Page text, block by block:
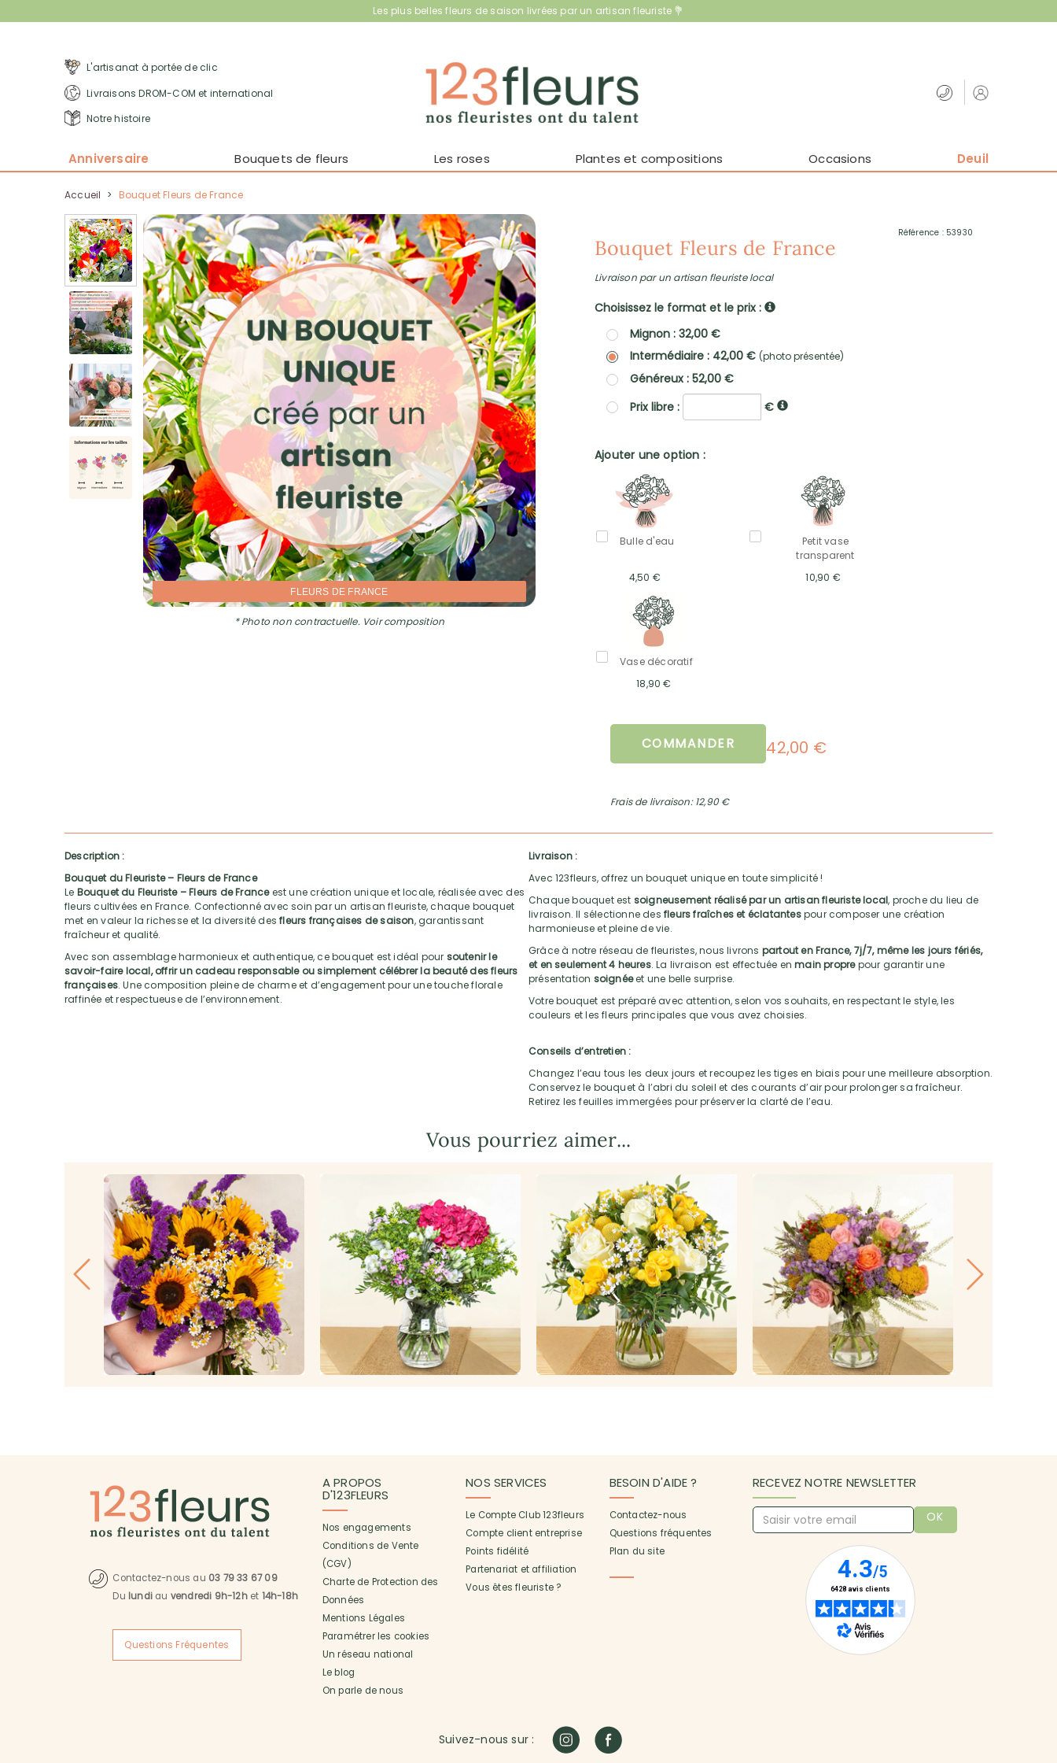
Les plus belles fleurs de saison livrées par un artisan fleuriste 💐
L'artisanat à portée de clic
Livraisons DROM-COM et international
Notre histoire
Anniversaire Bouquets de fleurs Les roses Plantes et compositions Occasions Deuil
Accueil > Bouquet Fleurs de France
FLEURS DE FRANCE
* Photo non contractuelle. Voir composition
Référence : 53930
Bouquet Fleurs de France
Livraison par un artisan fleuriste local
Choisissez le format et le prix :
Mignon : 32,00 €
Intermédiaire : 42,00 € (photo présentée)
Généreux : 52,00 €
Prix libre :
€
Ajouter une option :
Bulle d'eau
4,50 €
Petit vase
transparent
10,90 €
Vase décoratif
18,90 €
COMMANDER 42,00 €
Frais de livraison: 12,90 €
Description :
Bouquet du Fleuriste – Fleurs de France
Le Bouquet du Fleuriste – Fleurs de Franceest une création unique et locale, réalisée avec des
fleurs cultivées en France. Confectionné avec soin par un artisan fleuriste, chaque bouquet
met en valeur la richesse et la diversité desfleurs françaises de saison, garantissant
fraîcheur et qualité.
Avec son assemblage harmonieux et authentique, ce bouquet est idéal pour soutenir le
savoir-faire local, offrir un cadeau responsable ou simplement célébrer la beauté des fleurs
françaises. Une composition pleine de charme et d’engagement pour une touche florale
raffinée et respectueuse de l’environnement.
Livraison :
Avec 123fleurs, offrez un bouquet unique en toute simplicité !
Chaque bouquet est soigneusement réalisé par un artisan fleuriste local, proche du lieu de
livraison. Il sélectionne des fleurs fraîches et éclatantespour composer une création
harmonieuse et pleine de vie.
Grâce à notre réseau de fleuristes, nous livrons partout en France, 7j/7, même les jours fériés,
et en seulement 4 heures. La livraison est effectuée enmain proprepour garantir une
présentation soignéeet une belle surprise.
Votre bouquet est préparé avec attention, selon vos souhaits, en respectant le style, les
couleurs et les fleurs principales que vous avez choisies.
Conseils d’entretien :
Changez l’eau tous les deux jours et recoupez les tiges en biais pour une meilleure absorption.
Conservez le bouquet à l’abri du soleil et des courants d’air pour prolonger sa fraîcheur.
Retirez les feuilles immergées pour préserver la clarté de l’eau.
Vous pourriez aimer...
Contactez-nous au 03 79 33 67 09
Du lundi au vendredi 9h-12het 14h-18h
Questions Fréquentes
A PROPOS
D'123FLEURS
Nos engagements
Conditions de Vente
(CGV)
Charte de Protection des
Données
Mentions Légales
Paramétrer les cookies
Un réseau national
Le blog
On parle de nous
NOS SERVICES
Le Compte Club 123fleurs
Compte client entreprise
Points fidélité
Partenariat et affiliation
Vous êtes fleuriste ?
BESOIN D'AIDE ?
Contactez-nous
Questions fréquentes
Plan du site
RECEVEZ NOTRE NEWSLETTER
OK
Suivez-nous sur :